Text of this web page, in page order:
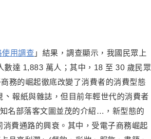
用調查 」結果 ， 調查顯示，我國民眾上
達 1,883 萬人；其中，18 至 30 歲民眾
務的崛起徹底改變了消費者的消費型態
、 報紙與雜誌 ， 但目前年輕世代的消費者
知名部落客文圖並茂的介紹… ， 新型態的
消費通路的興衰 。其中 ， 受電子商務崛起